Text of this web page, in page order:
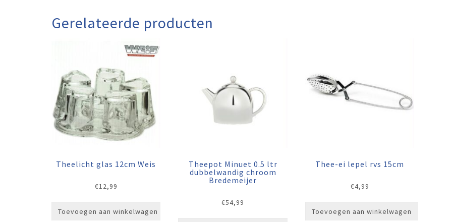
Gerelateerde producten
Theelicht glas 12cm Weis
€12,99
Toevoegen aan winkelwagen
Theepot Minuet 0.5 ltr
dubbelwandig chroom
Bredemeijer
€54,99
Thee-ei lepel rvs 15cm
€4,99
Toevoegen aan winkelwagen